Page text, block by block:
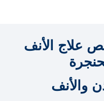
علاج الأنف
والأنف